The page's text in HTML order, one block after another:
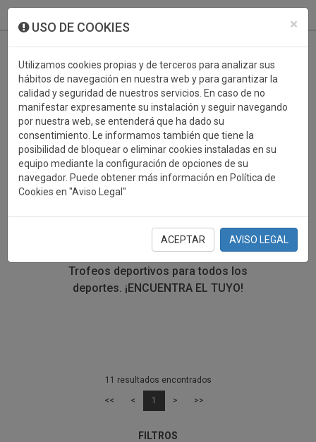
×
USO DE COOKIES
Utilizamos cookies propias y de terceros para analizar sus
hábitos de navegación en nuestra web y para garantizar la
calidad y seguridad de nuestros servicios. En caso de no
manifestar expresamente su instalación y seguir navegando
por nuestra web, se entenderá que ha dado su
consentimiento. Le informamos también que tiene la
posibilidad de bloquear o eliminar cookies instaladas en su
equipo mediante la configuración de opciones de su
navegador. Puede obtener más información en Política de
Cookies en "Aviso Legal"
ACEPTAR AVISO LEGAL
TROFEOS DEPORTIVOS
BALONMANO
En esta sección encontrarás una gran variedad de
trofeos deportivos. Define tu búsqueda mediante los
filtros por deporte, material y precio del trofeo.
Trofeos deportivos para todos los
deportes. ¡ENCUENTRA EL TUYO!
11 resultados encontrados
<< < 1 > >>
FILTROS